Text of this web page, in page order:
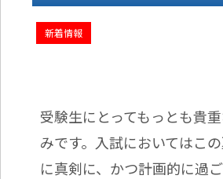
新着情報
受験生にとってもっとも貴
みです。入試においてはこ
に真剣に、かつ計画的に過